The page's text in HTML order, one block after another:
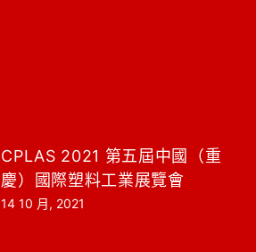
CPLAS 2021 第五屆中國（重
慶）國際塑料工業展覽會
14 10 月, 2021